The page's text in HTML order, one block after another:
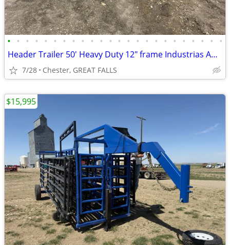
• • • • • • • • • • • • • • • • • • • • • • • •
Header Trailer 50' Heavy Duty 12" frame Industrias America 125
7/28 Chester, GREAT FALLS
$15,995